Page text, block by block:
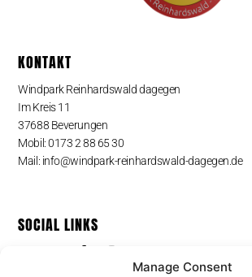
Manage Consent
KONTAKT
Windpark Reinhardswald dagegen
Im Kreis 11
37688 Beverungen
Mobil: 0173 2 88 65 30
Mail: info@windpark-reinhardswald-dagegen.de
SOCIAL LINKS